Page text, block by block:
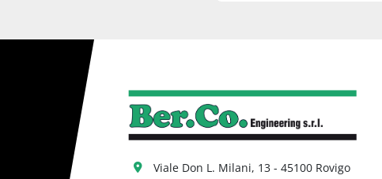
Viale Don L. Milani, 13 - 45100 Rovigo